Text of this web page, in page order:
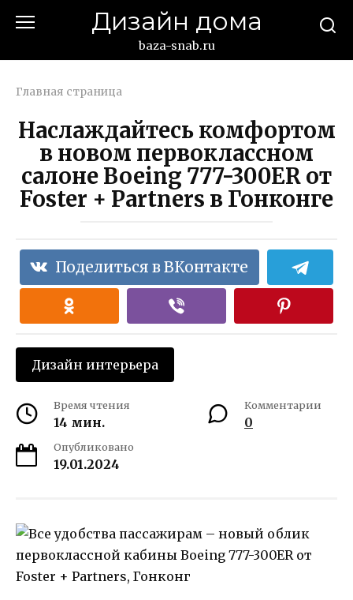
Дизайн дома
baza-snab.ru
Главная страница
Наслаждайтесь комфортом
в новом первоклассном
салоне Boeing 777-300ER от
Foster + Partners в Гонконге
Поделиться в ВКонтакте
Дизайн интерьера
Время чтения
14 мин.
Комментарии
0
Опубликовано
19.01.2024